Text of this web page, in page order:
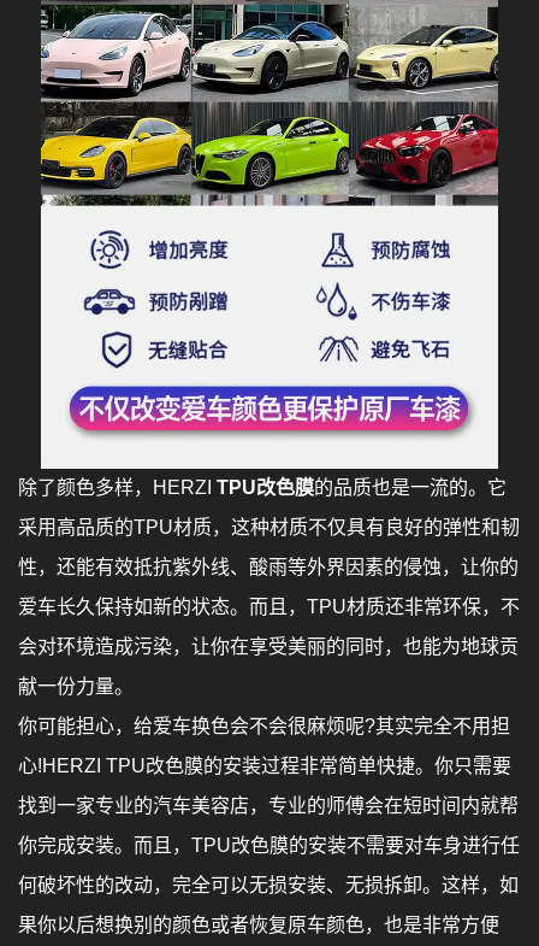
除了颜色多样，HERZI TPU改色膜的品质也是一流的。它
采用高品质的TPU材质，这种材质不仅具有良好的弹性和韧
性，还能有效抵抗紫外线、酸雨等外界因素的侵蚀，让你的
爱车长久保持如新的状态。而且，TPU材质还非常环保，不
会对环境造成污染，让你在享受美丽的同时，也能为地球贡
献一份力量。
你可能担心，给爱车换色会不会很麻烦呢?其实完全不用担
心!HERZI TPU改色膜的安装过程非常简单快捷。你只需要
找到一家专业的汽车美容店，专业的师傅会在短时间内就帮
你完成安装。而且，TPU改色膜的安装不需要对车身进行任
何破坏性的改动，完全可以无损安装、无损拆卸。这样，如
果你以后想换别的颜色或者恢复原车颜色，也是非常方便